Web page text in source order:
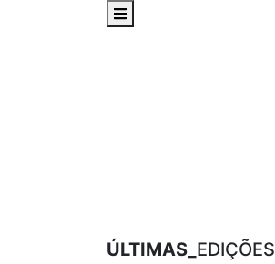
ÚLTIMAS_ EDIÇÕES